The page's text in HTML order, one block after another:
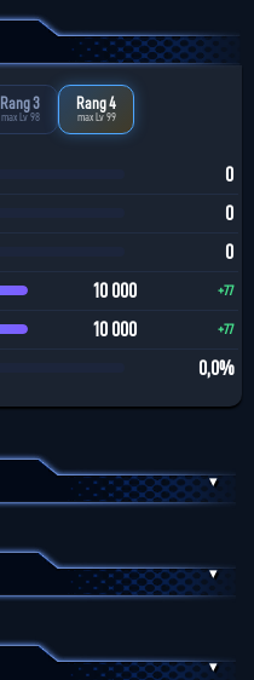
Rang 3
max Lv 98
Rang 4
max Lv 99
0
0
0
10 000 +77
10 000 +77
0,0%
▾
▾
▾